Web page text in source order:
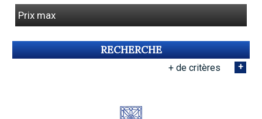
RECHERCHE
+ de critères +